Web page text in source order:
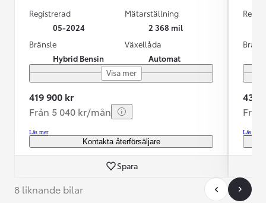
Registrerad
05-2024
Mätarställning
2 368 mil
Bränsle
Hybrid Bensin
Växellåda
Automat
Visa mer
419 900 kr
Från 5 040 kr/mån
Läs mer
Kontakta återförsäljare
Spara
435
Läs mer
8 liknande bilar